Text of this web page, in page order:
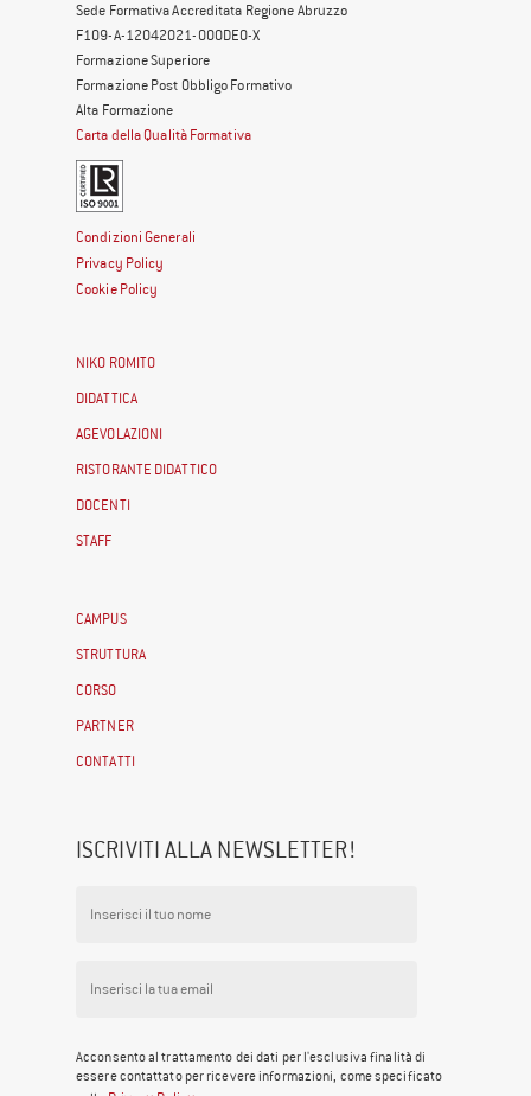
Sede Formativa Accreditata Regione Abruzzo
F109-A-12042021-000DE0-X
Formazione Superiore
Formazione Post Obbligo Formativo
Alta Formazione
Carta della Qualità Formativa
Condizioni Generali
Privacy Policy
Cookie Policy
NIKO ROMITO
DIDATTICA
AGEVOLAZIONI
RISTORANTE DIDATTICO
DOCENTI
STAFF
CAMPUS
STRUTTURA
CORSO
PARTNER
CONTATTI
ISCRIVITI ALLA NEWSLETTER!
Acconsento al trattamento dei dati per l'esclusiva finalità di
essere contattato per ricevere informazioni, come specificato